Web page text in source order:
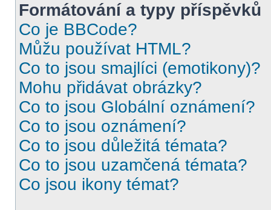
Formátování a typy příspěvků
Co je BBCode?
Můžu používat HTML?
Co to jsou smajlíci (emotikony)?
Mohu přidávat obrázky?
Co to jsou Globální oznámení?
Co to jsou oznámení?
Co to jsou důležitá témata?
Co to jsou uzamčená témata?
Co jsou ikony témat?